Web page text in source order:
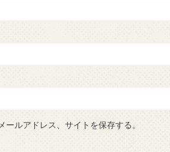
ルアドレス、サイトを保存する。